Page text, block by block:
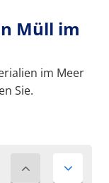
Müll im
im Meer
Sie.